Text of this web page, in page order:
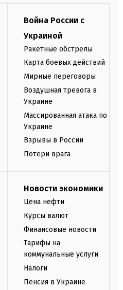
Война России с
Украиной
Ракетные обстрелы
Карта боевых действий
Мирные переговоры
Воздушная тревога в
Украине
Массированная атака по
Украине
Взрывы в России
Потери врага
Новости экономики
Цена нефти
Курсы валют
Финансовые новости
Тарифы на
коммунальные услуги
Налоги
Пенсия в Украине